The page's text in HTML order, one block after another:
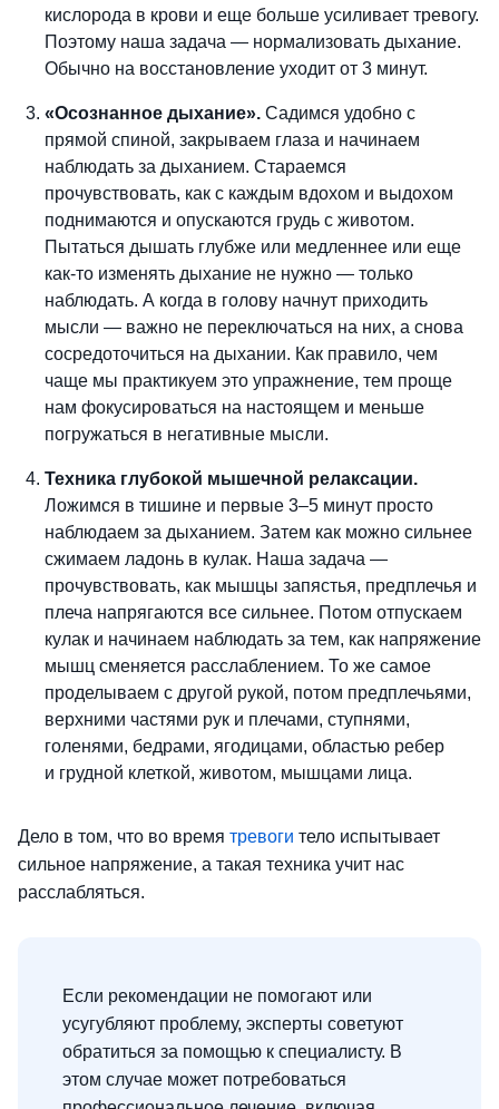
кислорода в крови и еще больше усиливает тревогу.
Поэтому наша задача — нормализовать дыхание.
Обычно на восстановление уходит от 3 минут.
«Осознанное дыхание». Садимся удобно с
прямой спиной, закрываем глаза и начинаем
наблюдать за дыханием. Стараемся
прочувствовать, как с каждым вдохом и выдохом
поднимаются и опускаются грудь с животом.
Пытаться дышать глубже или медленнее или еще
как-то изменять дыхание не нужно — только
наблюдать. А когда в голову начнут приходить
мысли — важно не переключаться на них, а снова
сосредоточиться на дыхании. Как правило, чем
чаще мы практикуем это упражнение, тем проще
нам фокусироваться на настоящем и меньше
погружаться в негативные мысли.
Техника глубокой мышечной релаксации.
Ложимся в тишине и первые 3–5 минут просто
наблюдаем за дыханием. Затем как можно сильнее
сжимаем ладонь в кулак. Наша задача —
прочувствовать, как мышцы запястья, предплечья и
плеча напрягаются все сильнее. Потом отпускаем
кулак и начинаем наблюдать за тем, как напряжение
мышц сменяется расслаблением. То же самое
проделываем с другой рукой, потом предплечьями,
верхними частями рук и плечами, ступнями,
голенями, бедрами, ягодицами, областью ребер
и грудной клеткой, животом, мышцами лица.
Дело в том, что во время тревоги тело испытывает
сильное напряжение, а такая техника учит нас
расслабляться.
Если рекомендации не помогают или
усугубляют проблему, эксперты советуют
обратиться за помощью к специалисту. В
этом случае может потребоваться